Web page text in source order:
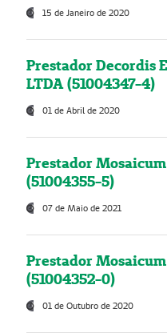
15 de Janeiro de 2020
Prestador Decordis
LTDA (51004347-4)
01 de Abril de 2020
Prestador
(51004355-5)
07 de Maio de 2021
Prestador
(51004352-0)
01 de Outubro de 2020